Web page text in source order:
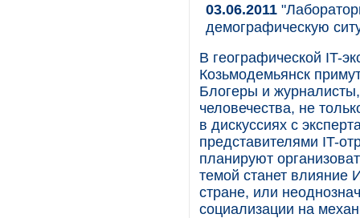
03.06.2011
демографическую
В географической IT-
Козьмодемьянск
Блогеры и
человечества, не
в дискуссиях с
представителями IT-
планируют
темой станет влияние
стране, или
социализации на